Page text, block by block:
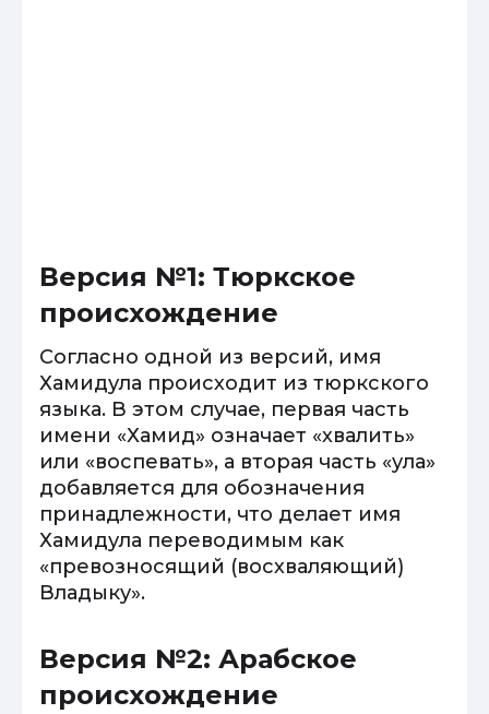
Версия №1: Тюркское
происхождение
Согласно одной из версий, имя
Хамидула происходит из тюркского
языка. В этом случае, первая часть
имени «Хамид» означает «хвалить»
или «воспевать», а вторая часть «ула»
добавляется для обозначения
принадлежности, что делает имя
Хамидула переводимым как
«превозносящий (восхваляющий)
Владыку».
Версия №2: Арабское
происхождение